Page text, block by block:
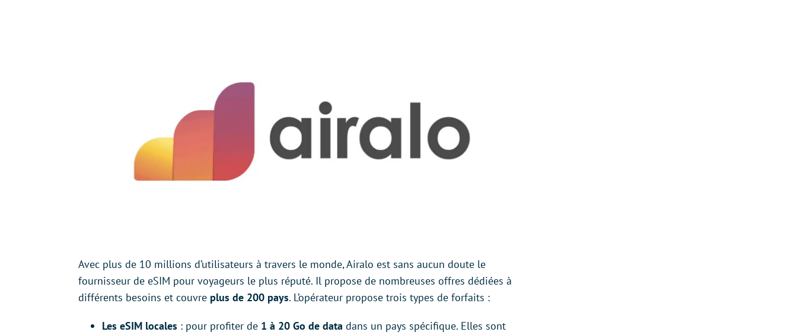
Avec plus de 10 millions d’utilisateurs à travers le monde, Airalo est sans aucun doute le
fournisseur de eSIM pour voyageurs le plus réputé. Il propose de nombreuses offres dédiées à
différents besoins et couvre plus de 200 pays. L’opérateur propose trois types de forfaits :
Les eSIM locales : pour profiter de 1 à 20 Go de data dans un pays spécifique. Elles sont